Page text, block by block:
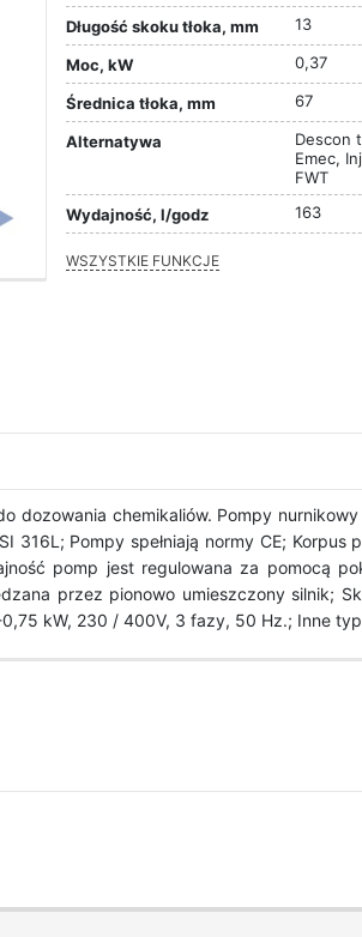
Długość skoku tłoka, mm 13
Moc, kW 0,37
Średnica tłoka, mm 67
Alternatywa
Descon
Emec,
FWT
Wydajność, l/godz
163
WSZYSTKIE FUNKCJE
chemikaliów. Pompy
316L; Pompy spełniają normy CE;
pomp jest regulowana za pomocą
przez pionowo umieszczony silnik;
kW, 230 / 400V, 3 fazy, 50 Hz.; Inne